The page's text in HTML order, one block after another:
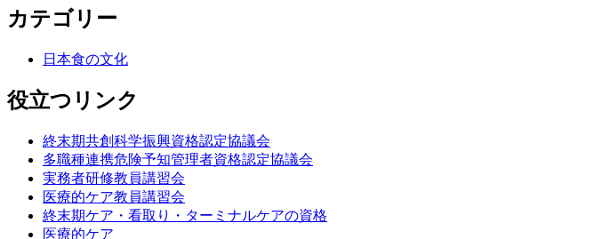
カテゴリー
日本食の文化
役立つリンク
終末期共創科学振興資格認定協議会
多職種連携危険予知管理者資格認定協議会
実務者研修教員講習会
医療的ケア教員講習会
終末期ケア・看取り・ターミナルケアの資格
医療的ケア